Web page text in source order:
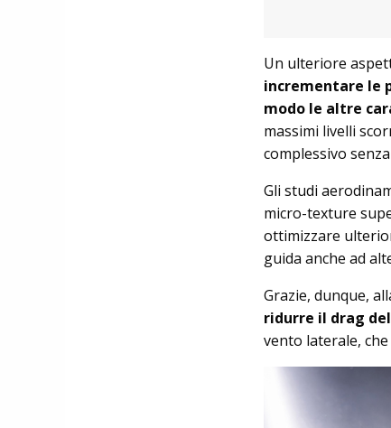
Un ulteriore
incrementare le
modo le altre
massimi livelli
complessivo
Gli studi
micro-texture
ottimizzare
guida anche ad
Grazie, dunque,
ridurre il drag
vento laterale,